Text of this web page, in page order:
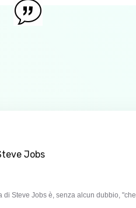
Jobs
Steve Jobs è, senza alcun dubbio,